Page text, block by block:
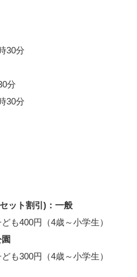
30分
分
30分
ット割引)：一般
も400円（4歳～小学生）
も300円（4歳～小学生）